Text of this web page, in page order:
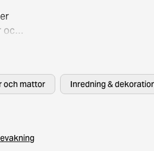
och
att
och mattor Inredning &